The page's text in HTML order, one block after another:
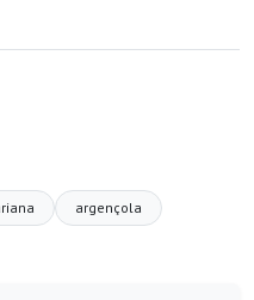
argençola